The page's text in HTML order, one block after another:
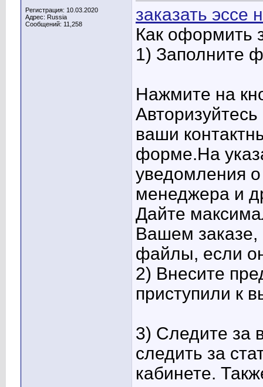
Регистрация: 10.03.2020
Адрес: Russia
Сообщений: 11,258
заказать эссе
Как оформить
1) Заполните
Нажмите на
ваши
форме.На
уведомления
менеджера и
Дайте
Вашем заказе,
файлы, если
2) Внесите
приступили к
3) Следите за
следить за
кабинете.